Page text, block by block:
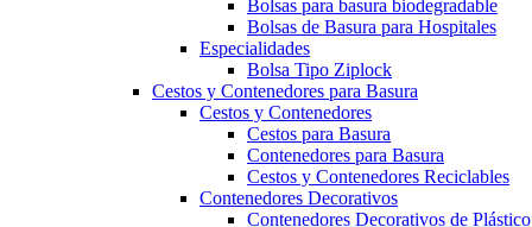
Bolsas para basura biodegradable
Bolsas de Basura para Hospitales
Especialidades
Bolsa Tipo Ziplock
Cestos y Contenedores para Basura
Cestos y Contenedores
Cestos para Basura
Contenedores para Basura
Cestos y Contenedores Reciclables
Contenedores Decorativos
Contenedores Decorativos de Plástico